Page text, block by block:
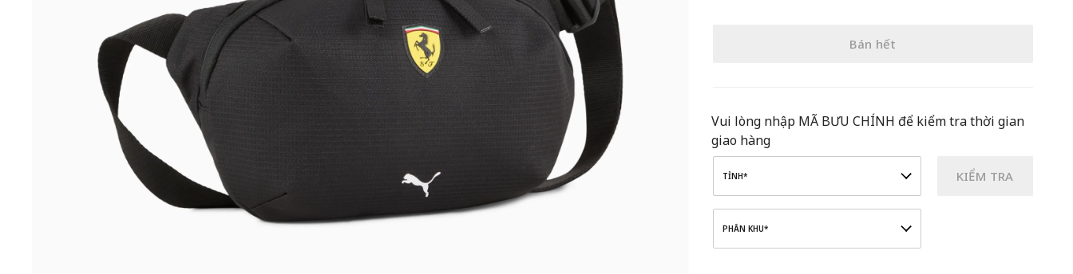
Bán hết
Vui lòng nhập MÃ BƯU CHÍNH để kiểm tra thời gian
giao hàng
TỈNH*
PHÂN KHU*
KIỂM TRA